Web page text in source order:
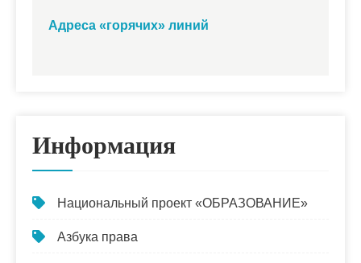
Адреса «горячих» линий
Информация
Национальный проект «ОБРАЗОВАНИЕ»
Азбука права